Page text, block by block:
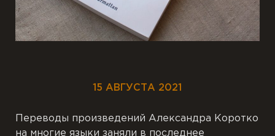
15 АВГУСТА 2021
Переводы произведений Александра Коротко
на многие языки заняли в последнее